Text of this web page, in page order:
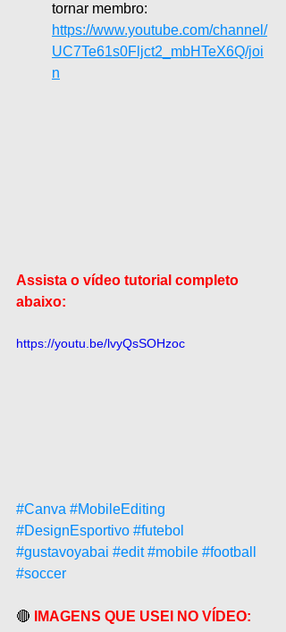
tornar membro:
https://www.youtube.com/channel/
UC7Te61s0Fljct2_mbHTeX6Q/joi
n
Assista o vídeo tutorial completo
abaixo:
https://youtu.be/lvyQsSOHzoc
#Canva #MobileEditing
#DesignEsportivo #futebol
#gustavoyabai #edit #mobile #football
#soccer
🔴 IMAGENS QUE USEI NO VÍDEO: